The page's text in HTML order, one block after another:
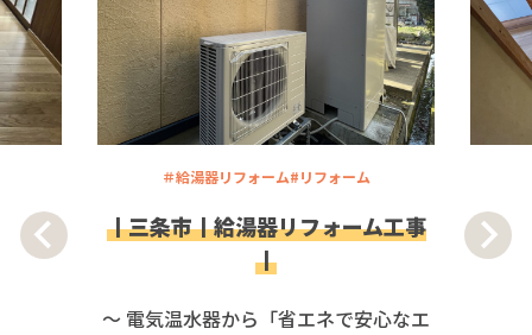
＃給湯器リフォーム#リフォーム
丨三条市丨給湯器リフォーム工事
丨
～ 電気温水器から「省エネで安心なエ